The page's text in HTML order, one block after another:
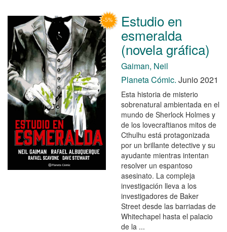
Estudio en
esmeralda
(novela gráfica)
Gaiman, Neil
Planeta Cómic. Junio 2021
Esta historia de misterio
sobrenatural ambientada en el
mundo de Sherlock Holmes y
de los lovecraftianos mitos de
Cthulhu está protagonizada
por un brillante detective y su
ayudante mientras intentan
resolver un espantoso
asesinato. La compleja
investigación lleva a los
investigadores de Baker
Street desde las barriadas de
Whitechapel hasta el palacio
de la ...